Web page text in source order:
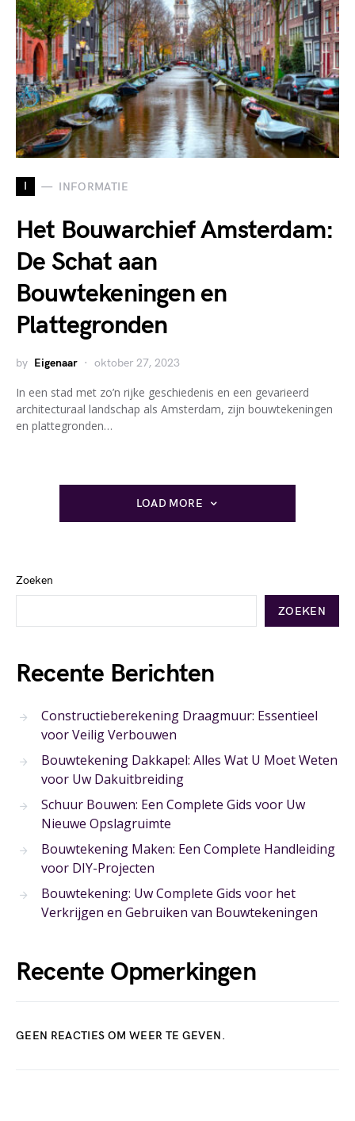
I INFORMATIE
Het Bouwarchief Amsterdam:
De Schat aan
Bouwtekeningen en
Plattegronden
by Eigenaar oktober 27, 2023
In een stad met zo’n rijke geschiedenis en een gevarieerd
architecturaal landschap als Amsterdam, zijn bouwtekeningen
en plattegronden…
LOAD MORE
Zoeken
ZOEKEN
Recente Berichten
Constructieberekening Draagmuur: Essentieel
voor Veilig Verbouwen
Bouwtekening Dakkapel: Alles Wat U Moet Weten
voor Uw Dakuitbreiding
Schuur Bouwen: Een Complete Gids voor Uw
Nieuwe Opslagruimte
Bouwtekening Maken: Een Complete Handleiding
voor DIY-Projecten
Bouwtekening: Uw Complete Gids voor het
Verkrijgen en Gebruiken van Bouwtekeningen
Recente Opmerkingen
GEEN REACTIES OM WEER TE GEVEN.